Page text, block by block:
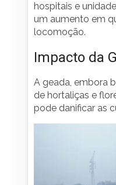
hospitais e
um aumento em
locomoção.
Impacto da
A geada, embora
de hortaliças e
pode danificar as